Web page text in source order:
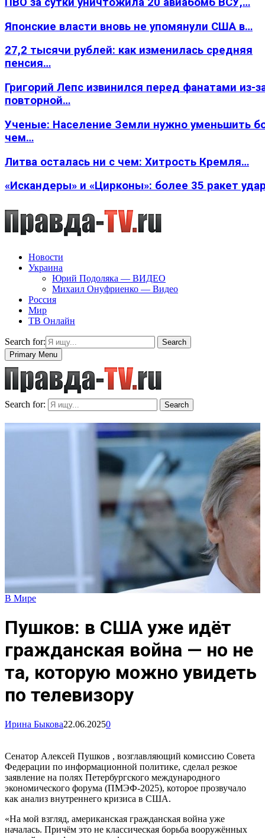
Японские власти вновь не упомянули США в…
27,2 тысячи рублей: как изменилась средняя
пенсия…
Григорий Лепс извинился перед фанатами из-
повторной…
Ученые: Население Земли нужно уменьшить
чем…
Литва осталась ни с чем: Хитрость Кремля…
«Искандеры» и «Цирконы»: более 35 ракет
Новости
Украина
Юрий Подоляка — ВИДЕО
Михаил Онуфриенко — Видео
Россия
Мир
ТВ Онлайн
Search for:
Search
Primary Menu
Search for: Search
В Мире
Пушков: в США уже идёт
гражданская война — но не
та, которую можно увидеть
по телевизору
Ирина Быкова22.06.20250
Сенатор Алексей Пушков , возглавляющий комиссию Совета
Федерации по информационной политике, сделал резкое
заявление на полях Петербургского международного
экономического форума (ПМЭФ-2025), которое прозвучало
как анализ внутреннего кризиса в США.
«На мой взгляд, американская гражданская война уже
началась. Причём это не классическая борьба вооружённых